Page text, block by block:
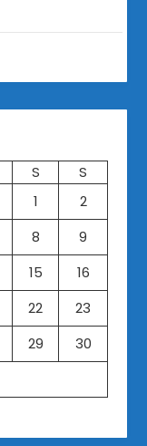
S
S
1
2
8
9
15
16
22
23
29
30